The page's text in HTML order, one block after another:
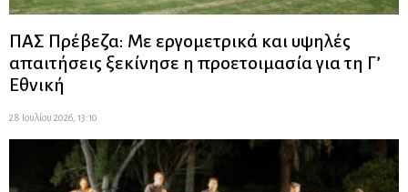
ΠΑΣ Πρέβεζα: Με εργομετρικά και υψηλές
απαιτήσεις ξεκίνησε η προετοιμασία για τη Γ’
Εθνική
28 Ιουλίου 2026, 13:10